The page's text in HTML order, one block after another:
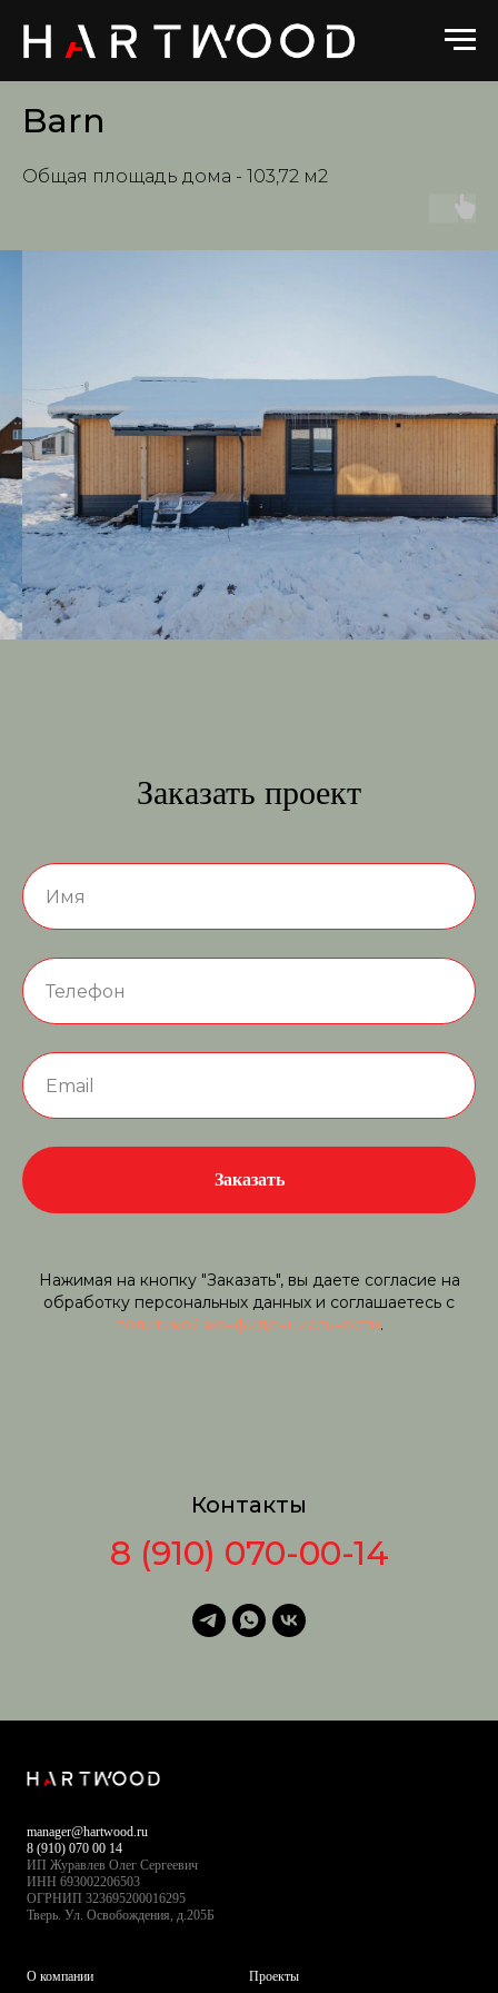
Barn
Общая площадь дома - 103,72 м2
Заказать проект
Заказать
Нажимая на кнопку "Заказать", вы даете согласие на
обработку персональных данных и соглашаетесь c
политикой конфиденциальности.
Контакты
8 (910) 070-00-14
manager@hartwood.ru
8 (910) 070 00 14
ИП Журавлев Олег Сергеевич
ИНН 693002206503
ОГРНИП 323695200016295
Тверь. Ул. Освобождения, д.205Б
О компании Проекты